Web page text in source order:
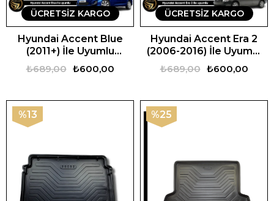
Hyundai Accent Blue
(2011+) İle Uyumlu
Araca Özel 3D Bagaj
Havuzu
₺600,00
₺689,00
ÜCRETSIZ KARGO
Hyundai Accent Era 2
(2006-2016) İle Uyumlu
Araca Özel 3D Bagaj
Havuzu
₺600,00
₺689,00
ÜCRETSIZ KARGO
%13 %25